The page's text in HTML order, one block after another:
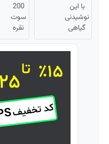
حالا
درخواست
اعتبار بده
🎯
تا امشب)
با این
نوشیدنی
گیاهی
کبدت
همیشه
200
سوت
نقره
هدیه
گرمی
شما؛
ثبت
نام
کن